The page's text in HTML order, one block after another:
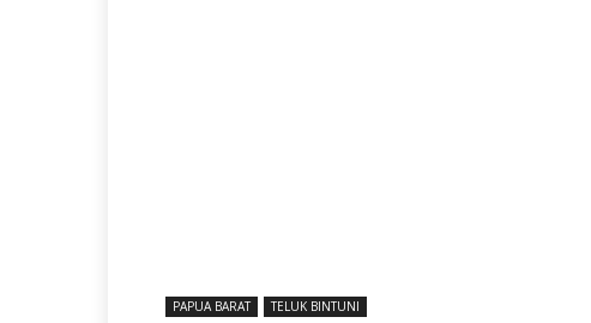
PAPUA BARAT TELUK BINTUNI